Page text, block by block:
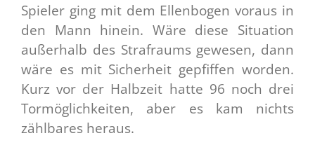
Spieler ging mit dem Ellenbogen voraus in
den Mann hinein. Wäre diese Situation
außerhalb des Strafraums gewesen, dann
wäre es mit Sicherheit gepfiffen worden.
Kurz vor der Halbzeit hatte 96 noch drei
Tormöglichkeiten, aber es kam nichts
zählbares heraus.